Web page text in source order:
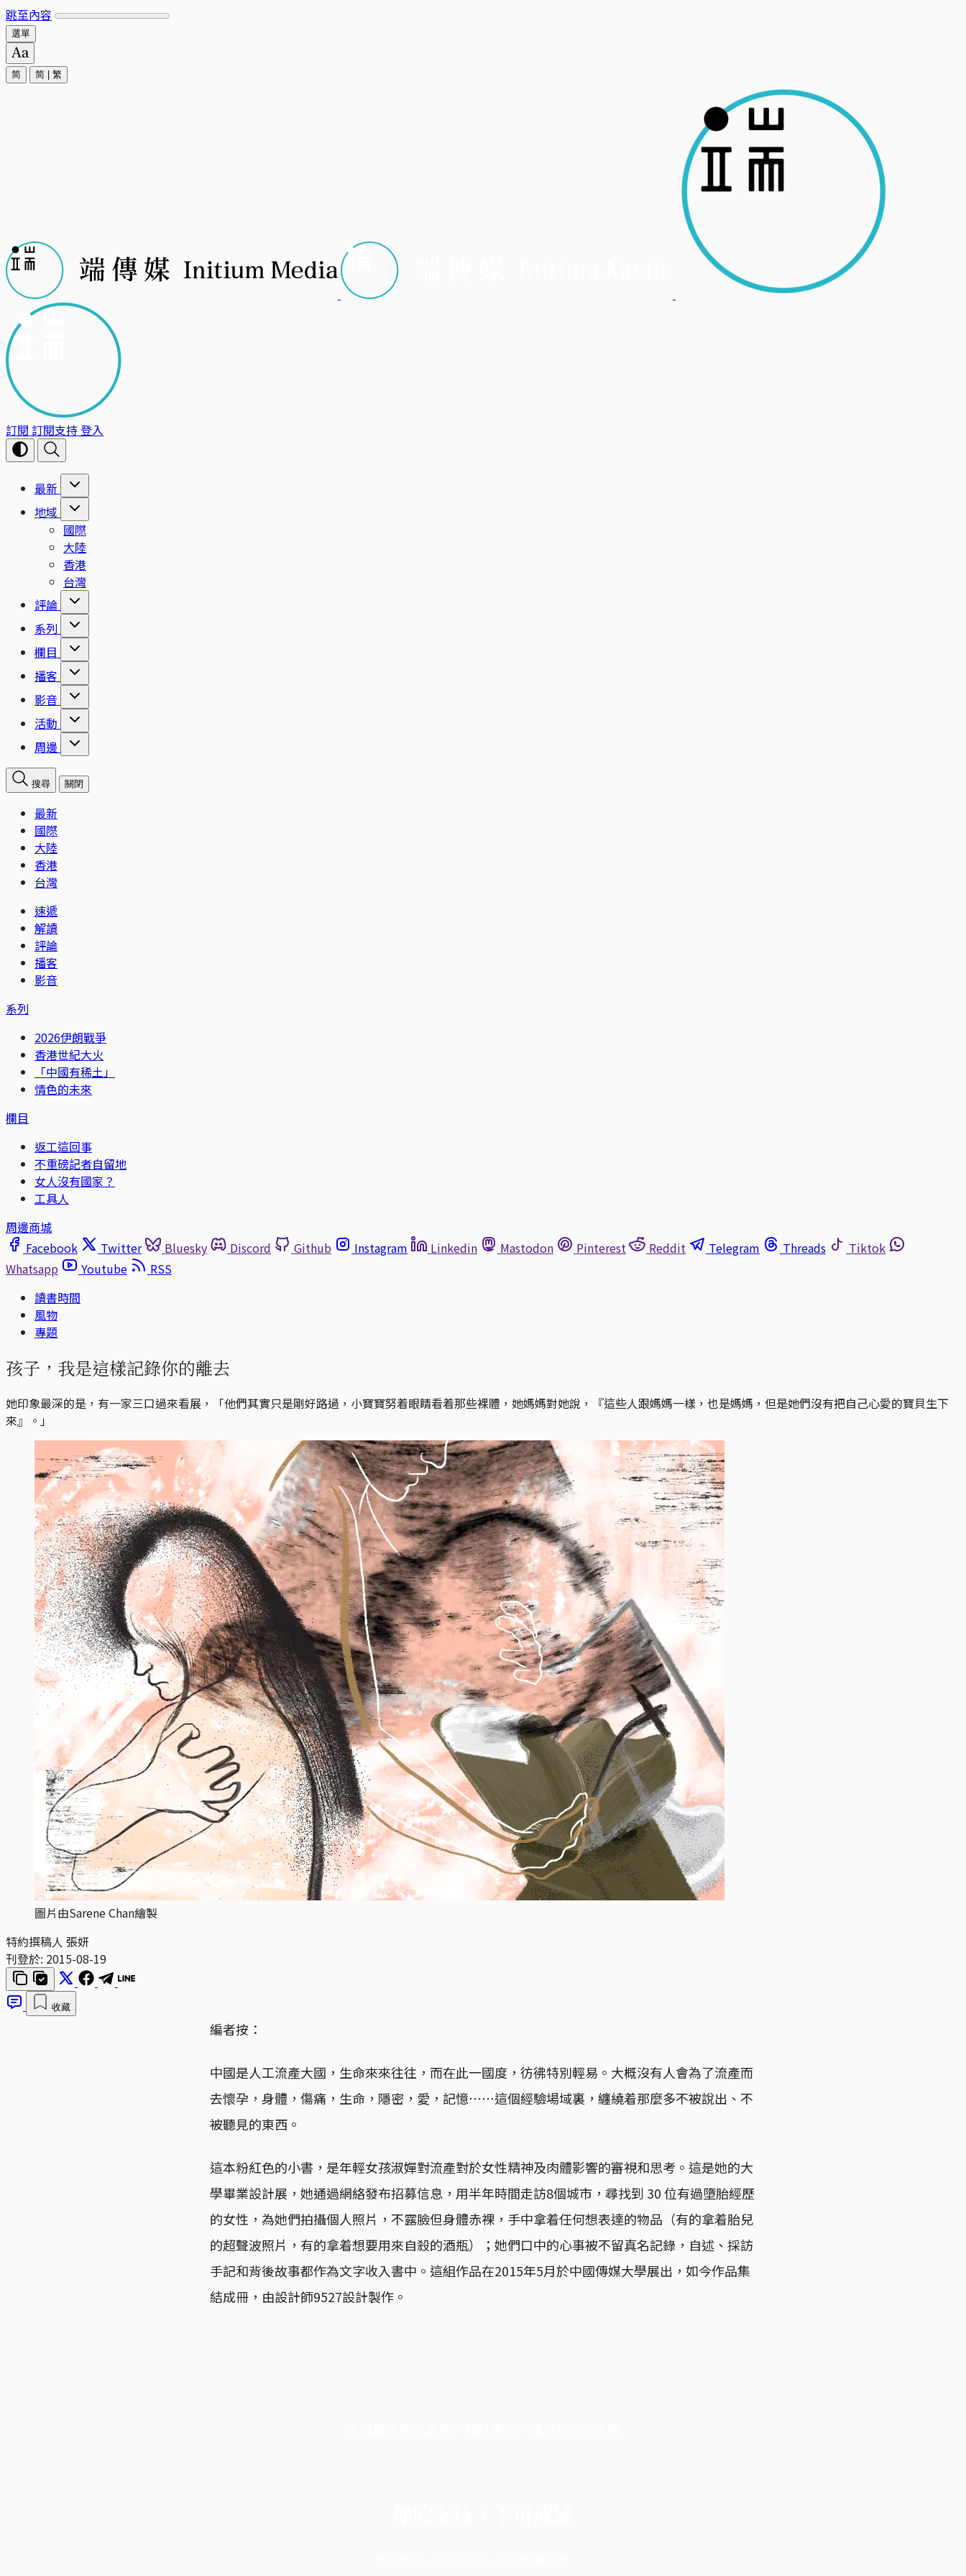
跳至內容
選單
简 简 繁
訂閱 訂閱支持登入
最新
地域
國際
大陸
香港
台灣
評論
系列
欄目
播客
影音
活動
周邊
搜尋 關閉
最新
國際
大陸
香港
台灣
速遞
解讀
評論
播客
影音
系列
2026伊朗戰爭
香港世紀大火
「中國有稀土」
情色的未來
欄目
返工這回事
不重磅記者自留地
女人沒有國家？
工具人
周邊商城
Facebook
Twitter Bluesky Discord Github Instagram Linkedin Mastodon Pinterest Reddit Telegram Threads
Tiktok
Whatsapp
Youtube
RSS
讀書時間
風物
專題
孩子，我是這樣記錄你的離去
她印象最深的是，有一家三口過來看展，「他們其實只是剛好路過，小寶寶努着眼睛看着那些裸體，她媽媽對她說，『這些人跟媽媽一樣，也是媽媽，但是她們沒有把自己心愛的寶貝生下
來』。」
圖片由Sarene Chan繪製
特約撰稿人 張妍
刊登於: 2015-08-19
收藏
編者按：
中國是人工流產大國，生命來來往往，而在此一國度，彷彿特別輕易。大概沒有人會為了流產而
去懷孕，身體，傷痛，生命，隱密，愛，記憶⋯⋯這個經驗場域裏，纏繞着那麼多不被說出、不
被聽見的東西。
這本粉紅色的小書，是年輕女孩淑嬋對流產對於女性精神及肉體影響的審視和思考。這是她的大
學畢業設計展，她通過網絡發布招募信息，用半年時間走訪8個城市，尋找到 30 位有過墮胎經歷
的女性，為她們拍攝個人照片，不露臉但身體赤裸，手中拿着任何想表達的物品（有的拿着胎兒
的超聲波照片，有的拿着想要用來自殺的酒瓶）；她們口中的心事被不留真名記錄，自述、採訪
手記和背後故事都作為文字收入書中。這組作品在2015年5月於中國傳媒大學展出，如今作品集
結成冊，由設計師9527設計製作。